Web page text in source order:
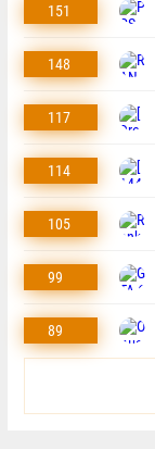
151
148
117
114
105
99
89